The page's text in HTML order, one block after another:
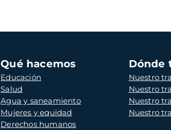
Qué hacemos
Educación
Salud
Agua y saneamiento
Mujeres y equidad
Derechos humanos
Dónde
Nuestro
Nuestro
Nuestro
Nuestro